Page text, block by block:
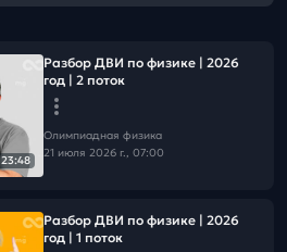
23:48
Разбор ДВИ по физике | 2026
год | 2 поток
Олимпиадная физика
21 июля 2026 г., 07:00
Разбор ДВИ по физике | 2026
год | 1 поток